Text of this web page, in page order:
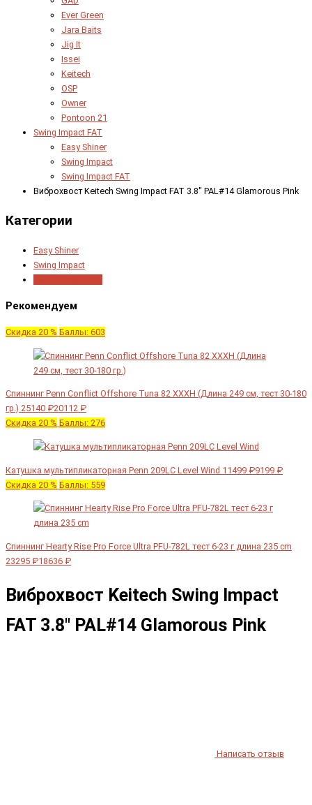
Ever Green
Jara Baits
Jig It
Issei
Keitech
OSP
Owner
Pontoon 21
Swing Impact FAT
Easy Shiner
Swing Impact
Swing Impact FAT
Виброхвост Keitech Swing Impact FAT 3.8" PAL#14 Glamorous Pink
Категории
Easy Shiner
Swing Impact
Рекомендуем
Скидка 20 % Баллы: 603
Спиннинг Penn Conflict Offshore Tuna 82 XXXH (Длина 249 см, тест 30-180
гр.) 25140 ₽20112 ₽
Скидка 20 % Баллы: 276
Катушка мультипликаторная Penn 209LC Level Wind 11499 ₽9199 ₽
Скидка 20 % Баллы: 559
Спиннинг Hearty Rise Pro Force Ultra PFU-782L тест 6-23 г длина 235 cm
23295 ₽18636 ₽
Виброхвост Keitech Swing Impact
FAT 3.8" PAL#14 Glamorous Pink
Написать отзыв